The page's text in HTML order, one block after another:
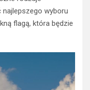
wyboru
flagą, która będzie